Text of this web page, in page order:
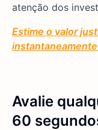
atenção dos
Estime o valor
Avalie
60